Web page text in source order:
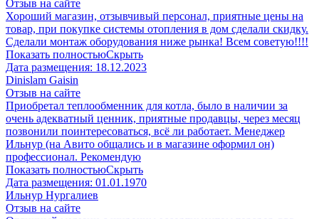
Отзыв на сайте
Хороший магазин, отзывчивый персонал, приятные цены на
товар, при покупке системы отопления в дом сделали скидку.
Сделали монтаж оборудования ниже рынка! Всем советую!!!!
Показать полностьюСкрыть
Дата размещения: 18.12.2023
Dinislam Gaisin
Отзыв на сайте
Приобретал теплообменник для котла, было в наличии за
очень адекватный ценник, приятные продавцы, через месяц
позвонили поинтересоваться, всё ли работает. Менеджер
Ильнур (на Авито общались и в магазине оформил он)
профессионал. Рекомендую
Показать полностьюСкрыть
Дата размещения: 01.01.1970
Ильнур Нургалиев
Отзыв на сайте